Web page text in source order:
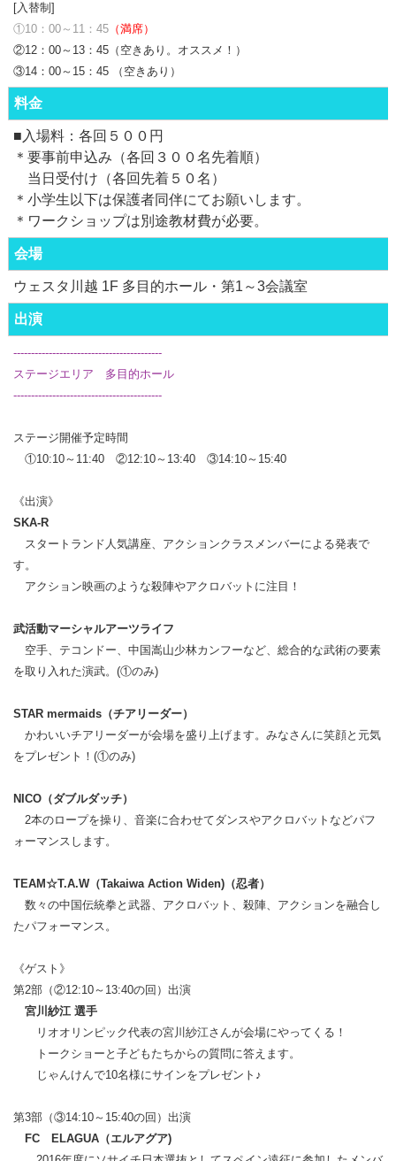
[入替制]
①10：00～11：45（満席）
②12：00～13：45（空きあり。オススメ！）
③14：00～15：45 （空きあり）
料金
■入場料：各回５００円
＊要事前申込み（各回３００名先着順）
当日受付け（各回先着５０名）
＊小学生以下は保護者同伴にてお願いします。
＊ワークショップは別途教材費が必要。
会場
ウェスタ川越 1F 多目的ホール・第1～3会議室
出演
------------------------------------------
ステージエリア 多目的ホール
------------------------------------------
ステージ開催予定時間
①10:10～11:40 ②12:10～13:40 ③14:10～15:40
《出演》
SKA-R
スタートランド人気講座、アクションクラスメンバーによる発表で
す。
アクション映画のような殺陣やアクロバットに注目！
武活動マーシャルアーツライフ
空手、テコンドー、中国嵩山少林カンフーなど、総合的な武術の要素
を取り入れた演武。(①のみ)
STAR mermaids（チアリーダー）
かわいいチアリーダーが会場を盛り上げます。みなさんに笑顔と元気
をプレゼント！ (①のみ)
NICO（ダブルダッチ）
2本のロープを操り、音楽に合わせてダンスやアクロバットなどパフ
ォーマンスします。
TEAM☆T.A.W（Takaiwa Action Widen)（忍者）
数々の中国伝統拳と武器、アクロバット、殺陣、アクションを融合し
たパフォーマンス。
《ゲスト》
第2部（②12:10～13:40の回）出演
宮川紗江 選手
リオオリンピック代表の宮川紗江さんが会場にやってくる！
トークショーと子どもたちからの質問に答えます。
じゃんけんで10名様にサインをプレゼント♪
第3部（③14:10～15:40の回）出演
FC ELAGUA（エルアグア)